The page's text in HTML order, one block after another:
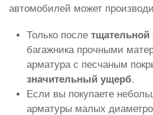
автомобилей может
Только после тщательной
багажника прочными
арматура с песчаным
значительный ущерб.
Если вы покупаете
арматуры малых